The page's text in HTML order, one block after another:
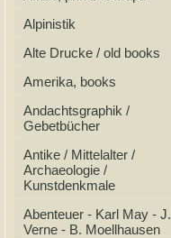
Alpinistik
Alte Drucke / old books
Amerika, books
Andachtsgraphik /
Gebetbücher
Antike / Mittelalter /
Archaeologie /
Kunstdenkmale
Abenteuer - Karl May - J.
Verne - B. Moellhausen